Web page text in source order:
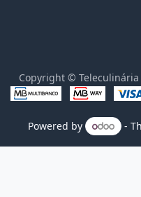
Copyright ©
Powered by -